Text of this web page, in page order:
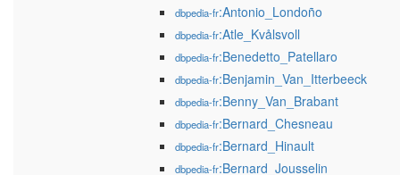
dbpedia-fr:Antonio_Londoño
dbpedia-fr:Atle_Kvålsvoll
dbpedia-fr:Benedetto_Patellaro
dbpedia-fr:Benjamin_Van_Itterbeeck
dbpedia-fr:Benny_Van_Brabant
dbpedia-fr:Bernard_Chesneau
dbpedia-fr:Bernard_Hinault
dbpedia-fr:Bernard_Jousselin